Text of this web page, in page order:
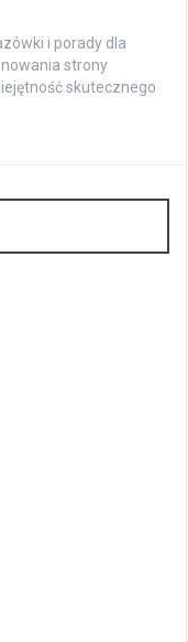
i porady dla
strony
skutecznego